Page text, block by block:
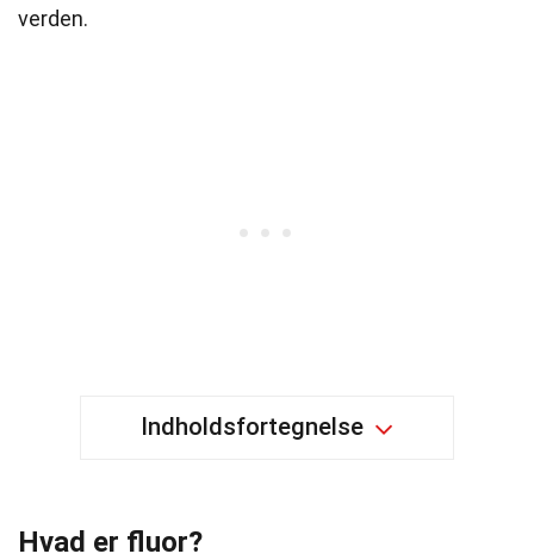
verden.
Indholdsfortegnelse
Hvad er fluor?